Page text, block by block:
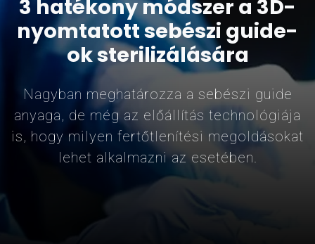
3 hatékony módszer a 3D-
nyomtatott sebészi guide-
ok sterilizálására
Nagyban meghatározza a sebészi guide
anyaga, de még az előállítás technológiája
is, hogy milyen fertőtlenítési megoldásokat
lehet alkalmazni az esetében.